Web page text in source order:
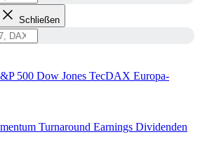
Schließen
500 Dow Jones TecDAX Europa-
Turnaround Earnings Dividenden